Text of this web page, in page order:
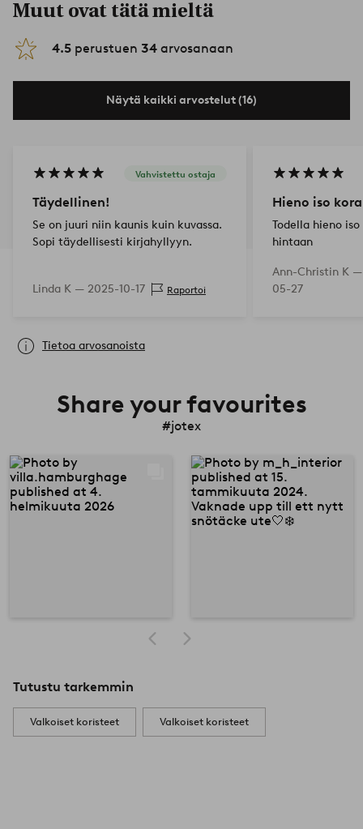
Muut ovat tätä mieltä
4.5 perustuen 34 arvosanaan
Näytä kaikki arvostelut (16)
Vahvistettu ostaja
Täydellinen!
Se on juuri niin kaunis kuin kuvassa.
Sopi täydellisesti kirjahyllyyn.
Linda K — 2025-10-17 Raportoi
Hieno iso
Todella hieno
hintaan
Ann-Christin K
05-27
Tietoa arvosanoista
Share your favourites
#jotex
Tutustu tarkemmin
Valkoiset koristeet Valkoiset koristeet